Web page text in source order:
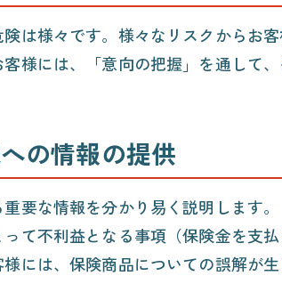
は様々です。様々なリスクからお
様には、「意向の把握」を通して
の情報の提供
要な情報を分かり易く説明します。
て不利益となる事項（保険金を支
には、保険商品についての誤解が